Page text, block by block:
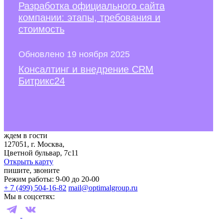
Разработка официального сайта
компании: этапы, требования и
стоимость
Обновлено 19 ноября 2025
Консалтинг и внедрение CRM
Битрикс24
ждем в гости
127051, г. Москва,
Цветной бульвар, 7с11
Открыть карту
пишите, звоните
Режим работы: 9-00 до 20-00
+ 7 (499) 504-16-82 mail@optimalgroup.ru
Мы в соцсетях: